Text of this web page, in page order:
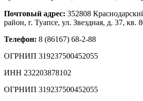
Почтовый адрес: 352808
район, г. Туапсе, ул. Звездная, д. 37, кв.
Телефон: 8 (86167) 68-2-88
ОГРНИП 319237500452055
ИНН 232203878102
ОГРНИП 319237500452055